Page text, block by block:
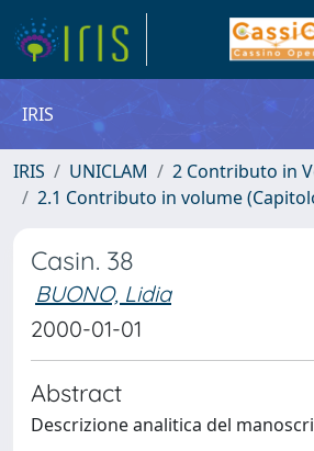
IRIS
IRIS UNICLAM
2 Contributo in
2.1 Contributo in volume
Casin. 38
BUONO, Lidia
2000-01-01
Abstract
Descrizione analitica del